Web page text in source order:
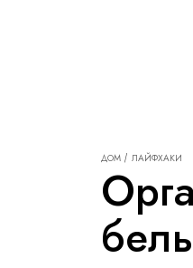
ДОМ ЛАЙФХАКИ